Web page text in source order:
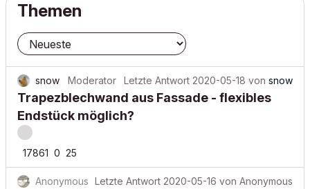
Themen
snow Moderator Letzte Antwort 2020-05-18 von snow
Trapezblechwand aus Fassade - flexibles
Endstück möglich?
17861 0 25
Anonymous Letzte Antwort 2020-05-16 von Anonymous